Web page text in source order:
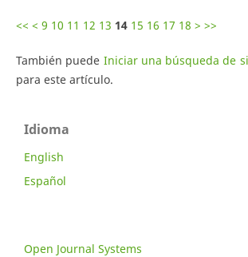
<< < 9 10 11 12 13 14 15 16 17 18 > >>
También puede Iniciar una búsqueda de
para este artículo.
Idioma
English
Español
Open Journal Systems